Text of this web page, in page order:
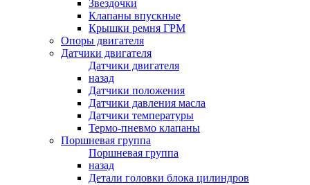
Звездочки
Клапаны впускные
Крышки ремня ГРМ
Опоры двигателя
Датчики двигателя
Датчики двигателя
назад
Датчики положения
Датчики давления масла
Датчики температуры
Термо-пневмо клапаны
Поршневая группа
Поршневая группа
назад
Детали головки блока цилиндров